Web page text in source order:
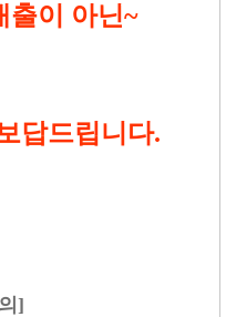
출이 아닌~
답드립니다.
]